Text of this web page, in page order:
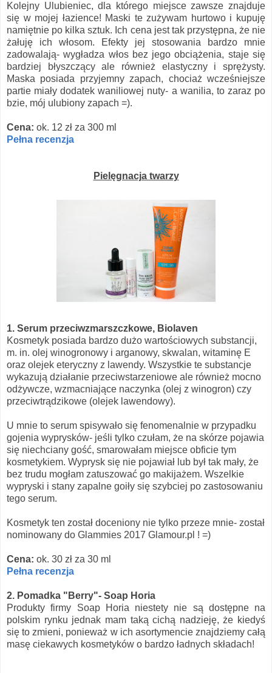
Kolejny Ulubieniec, dla którego miejsce zawsze znajduje
się w mojej łazience! Maski te zużywam hurtowo i kupuję
namiętnie po kilka sztuk. Ich cena jest tak przystępna, że nie
żałuję ich włosom. Efekty jej stosowania bardzo mnie
zadowalają- wygładza włos bez jego obciążenia, staje się
bardziej błyszczący ale również elastyczny i sprężysty.
Maska posiada przyjemny zapach, chociaż wcześniejsze
partie miały dodatek waniliowej nuty- a wanilia, to zaraz po
bzie, mój ulubiony zapach =).
Cena: ok. 12 zł za 300 ml
Pełna recenzja
Pielęgnacja twarzy
1. Serum przeciwzmarszczkowe, Biolaven
Kosmetyk posiada bardzo dużo wartościowych substancji,
m. in. olej winogronowy i arganowy, skwalan, witaminę E
oraz olejek eteryczny z lawendy. Wszystkie te substancje
wykazują działanie przeciwstarzeniowe ale również mocno
odżywcze, wzmacniające naczynka (olej z winogron) czy
przeciwtrądzikowe (olejek lawendowy).
U mnie to serum spisywało się fenomenalnie w przypadku
gojenia wyprysków- jeśli tylko czułam, że na skórze pojawia
się niechciany gość, smarowałam miejsce obficie tym
kosmetykiem. Wyprysk się nie pojawiał lub był tak mały, że
bez trudu mogłam zatuszować go makijażem. Wszelkie
wypryski i stany zapalne goiły się szybciej po zastosowaniu
tego serum.
Kosmetyk ten został doceniony nie tylko przeze mnie- został
nominowany do Glammies 2017 Glamour.pl ! =)
Cena: ok. 30 zł za 30 ml
Pełna recenzja
2. Pomadka "Berry"- Soap Horia
Produkty firmy Soap Horia niestety nie są dostępne na
polskim rynku jednak mam taką cichą nadzieję, że kiedyś
się to zmieni, ponieważ w ich asortymencie znajdziemy całą
masę ciekawych kosmetyków o bardzo ładnych składach!